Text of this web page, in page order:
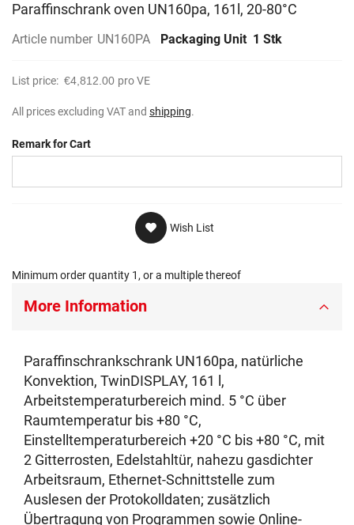
Paraffinschrank oven UN160pa, 161l, 20-80°C
Article number UN160PA Packaging Unit 1 Stk
List price: €4,812.00 pro VE
All prices excluding VAT and shipping.
Remark for Cart
Wish List
Minimum order quantity 1, or a multiple thereof
More Information
Paraffinschrankschrank UN160pa, natürliche
Konvektion, TwinDISPLAY, 161 l,
Arbeitstemperaturbereich mind. 5 °C über
Raumtemperatur bis +80 °C,
Einstelltemperaturbereich +20 °C bis +80 °C, mit
2 Gitterrosten, Edelstahltür, nahezu gasdichter
Arbeitsraum, Ethernet-Schnittstelle zum
Auslesen der Protokolldaten; zusätzlich
Übertragung von Programmen sowie Online-